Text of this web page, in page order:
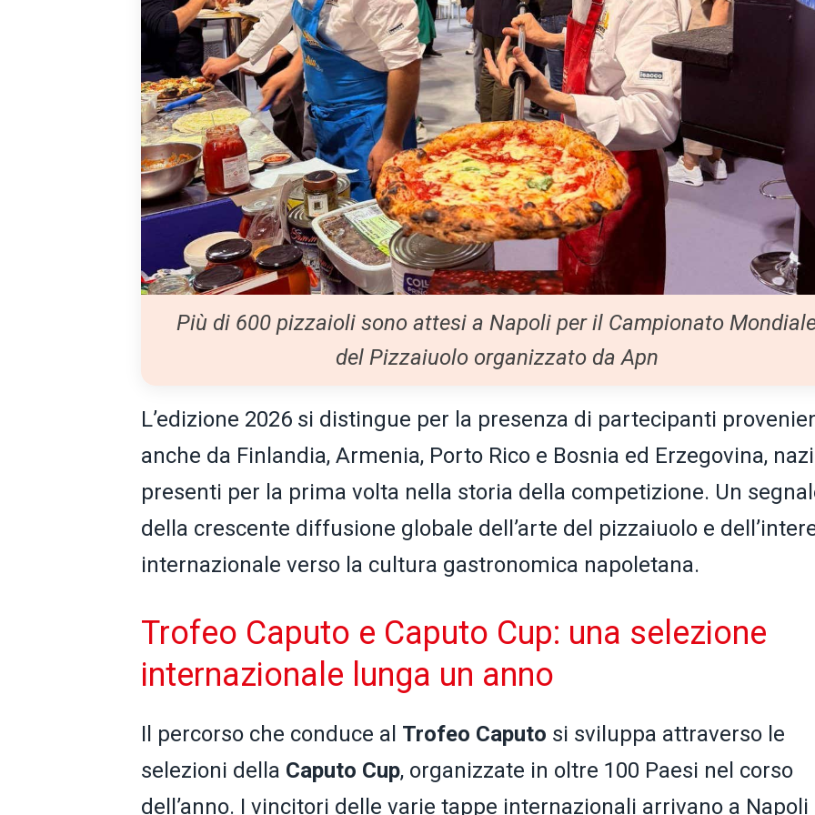
Più di 600 pizzaioli sono attesi a Napoli per il Campionato
del Pizzaiuolo organizzato da Apn
L’edizione 2026 si distingue per la presenza di partecipanti
anche da Finlandia, Armenia, Porto Rico e Bosnia ed Erzegovina,
presenti per la prima volta nella storia della competizione. Un
della crescente diffusione globale dell’arte del pizzaiuolo e
internazionale verso la cultura gastronomica napoletana.
Trofeo Caputo e Caputo Cup: una selezione
internazionale lunga un anno
Il percorso che conduce al Trofeo Caputo si sviluppa attraverso le
selezioni della Caputo Cup, organizzate in oltre 100 Paesi nel corso
dell’anno. I vincitori delle varie tappe internazionali arrivano a Napoli